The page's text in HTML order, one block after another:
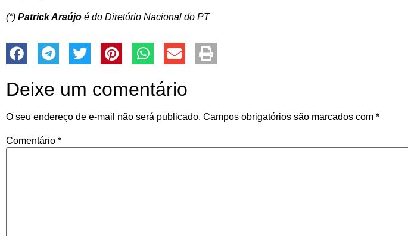
(*) Patrick Araújo é do Diretório Nacional do PT
Deixe um comentário
O seu endereço de e-mail não será publicado. Campos obrigatórios são marcados com *
Comentário *